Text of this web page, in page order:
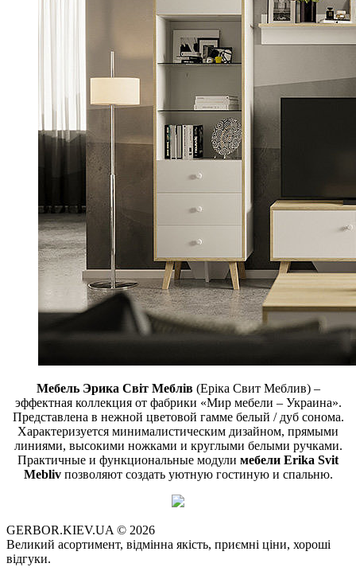
Мебель Эрика Світ Меблів(Ерiка Свит Меблив) –
эффектная коллекция от фабрики «Мир мебели – Украина».
Представлена в нежной цветовой гамме белый / дуб сонома.
Характеризуется минималистическим дизайном, прямыми
линиями, высокими ножками и круглыми белыми ручками.
Практичные и функциональные модули мебели Erika Svit
Meblivпозволяют создать уютную гостиную и спальню.
GERBOR.KIEV.UA © 2026
Великий асортимент, відмінна якість, приємні ціни, хороші
відгуки.